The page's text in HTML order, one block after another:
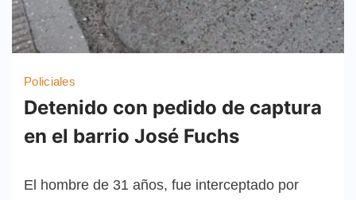
Policiales
Detenido con pedido de captura
en el barrio José Fuchs
El hombre de 31 años, fue interceptado por